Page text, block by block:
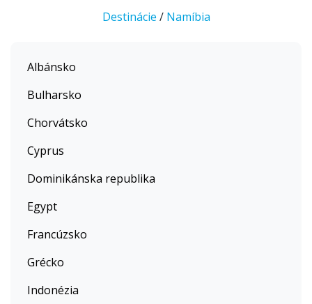
Destinácie / Namíbia
Albánsko
Bulharsko
Chorvátsko
Cyprus
Dominikánska republika
Egypt
Francúzsko
Grécko
Indonézia